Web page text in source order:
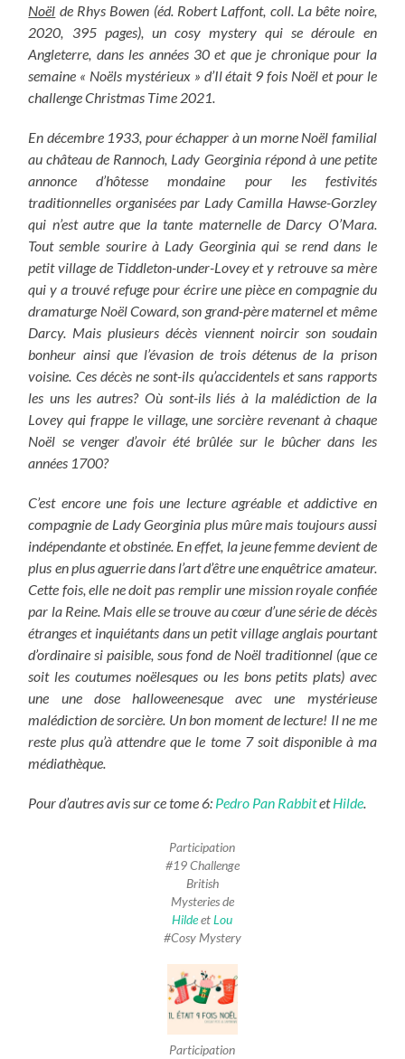
Noël de Rhys Bowen (éd. Robert Laffont, coll. La bête noire,
2020, 395 pages), un cosy mystery qui se déroule en
Angleterre, dans les années 30 et que je chronique pour la
semaine « Noëls mystérieux » d’Il était 9 fois Noël et pour le
challenge Christmas Time 2021.
En décembre 1933, pour échapper à un morne Noël familial
au château de Rannoch, Lady Georginia répond à une petite
annonce d’hôtesse mondaine pour les festivités
traditionnelles organisées par Lady Camilla Hawse-Gorzley
qui n’est autre que la tante maternelle de Darcy O’Mara.
Tout semble sourire à Lady Georginia qui se rend dans le
petit village de Tiddleton-under-Lovey et y retrouve sa mère
qui y a trouvé refuge pour écrire une pièce en compagnie du
dramaturge Noël Coward, son grand-père maternel et même
Darcy. Mais plusieurs décès viennent noircir son soudain
bonheur ainsi que l’évasion de trois détenus de la prison
voisine. Ces décès ne sont-ils qu’accidentels et sans rapports
les uns les autres? Où sont-ils liés à la malédiction de la
Lovey qui frappe le village, une sorcière revenant à chaque
Noël se venger d’avoir été brûlée sur le bûcher dans les
années 1700?
C’est encore une fois une lecture agréable et addictive en
compagnie de Lady Georginia plus mûre mais toujours aussi
indépendante et obstinée. En effet, la jeune femme devient de
plus en plus aguerrie dans l’art d’être une enquêtrice amateur.
Cette fois, elle ne doit pas remplir une mission royale confiée
par la Reine. Mais elle se trouve au cœur d’une série de décès
étranges et inquiétants dans un petit village anglais pourtant
d’ordinaire si paisible,sous fond de Noël traditionnel (que ce
soit les coutumes noëlesques ou les bons petits plats) avec
une une dose halloweenesque avec une mystérieuse
malédiction de sorcière. Un bon moment de lecture! Il ne me
reste plus qu’à attendre que le tome 7 soit disponible à ma
médiathèque.
Pour d’autres avis sur ce tome 6: Pedro Pan RabbitetHilde.
Participation
#19 Challenge
British
Mysteries de
HildeetLou
#Cosy Mystery
Participation